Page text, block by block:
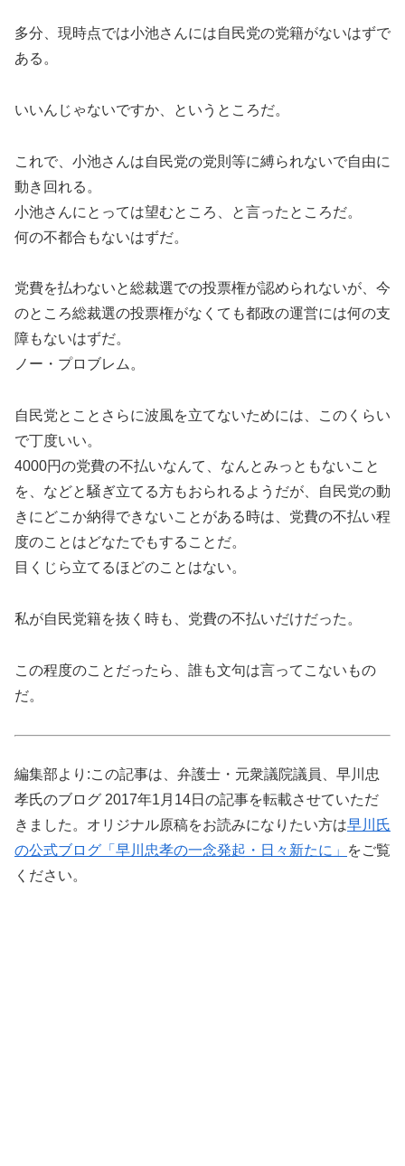
多分、現時点では小池さんには自民党の党籍がないはずで
ある。
いいんじゃないですか、というところだ。
これで、小池さんは自民党の党則等に縛られないで自由に
動き回れる。
小池さんにとっては望むところ、と言ったところだ。
何の不都合もないはずだ。
党費を払わないと総裁選での投票権が認められないが、今
のところ総裁選の投票権がなくても都政の運営には何の支
障もないはずだ。
ノー・プロブレム。
自民党とことさらに波風を立てないためには、このくらい
で丁度いい。
4000円の党費の不払いなんて、なんとみっともないこと
を、などと騒ぎ立てる方もおられるようだが、自民党の動
きにどこか納得できないことがある時は、党費の不払い程
度のことはどなたでもすることだ。
目くじら立てるほどのことはない。
私が自民党籍を抜く時も、党費の不払いだけだった。
この程度のことだったら、誰も文句は言ってこないもの
だ。
編集部より:この記事は、弁護士・元衆議院議員、早川忠
孝氏のブログ 2017年1月14日の記事を転載させていただ
きました。オリジナル原稿をお読みになりたい方は早川氏
の公式ブログ「早川忠孝の一念発起・日々新たに」
をご覧
ください。